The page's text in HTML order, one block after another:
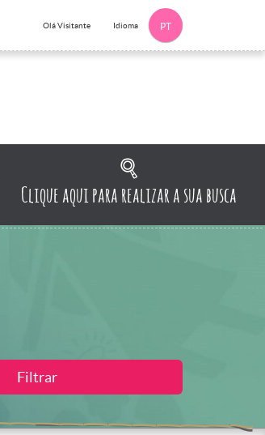
Olá Visitante Idioma PT
Clique aqui para realizar a sua busca